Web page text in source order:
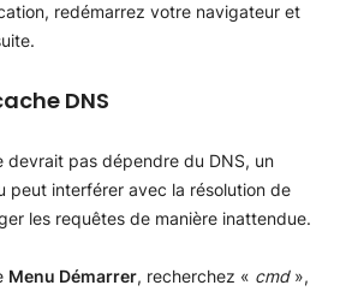
redémarrez votre navigateur et
DNS
devrait pas dépendre du DNS, un
peut interférer avec la résolution de
les requêtes de manière inattendue.
Menu Démarrer, recherchez « cmd»,